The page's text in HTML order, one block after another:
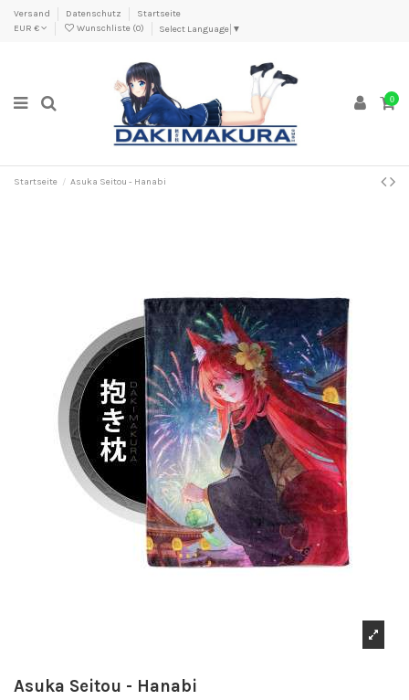
Versand Datenschutz
Startseite
EUR €
Wunschliste (0) Select Language ▼
0
Startseite Asuka Seitou - Hanabi
Asuka Seitou - Hanabi